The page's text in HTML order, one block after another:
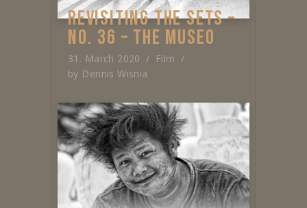
REVISITING THE SETS –
NO. 36 – THE MUSEO
31. March 2020
Film
by Dennis Wisnia